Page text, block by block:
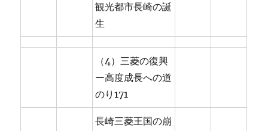
観光都市長崎の誕
生
（4）三菱の復興
ー高度成長への道
のり171
長崎三菱王国の崩